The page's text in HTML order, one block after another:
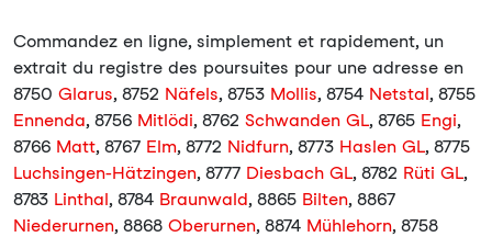
Commandez en ligne, simplement et rapidement, un
extrait du registre des poursuites pour une adresse en
8750 Glarus, 8752 Näfels, 8753 Mollis, 8754 Netstal, 8755
Ennenda, 8756 Mitlödi, 8762 Schwanden GL, 8765 Engi,
8766 Matt, 8767 Elm, 8772 Nidfurn, 8773 Haslen GL, 8775
Luchsingen-Hätzingen, 8777 Diesbach GL, 8782 Rüti GL,
8783 Linthal, 8784 Braunwald, 8865 Bilten, 8867
Niederurnen, 8868 Oberurnen, 8874 Mühlehorn, 8758